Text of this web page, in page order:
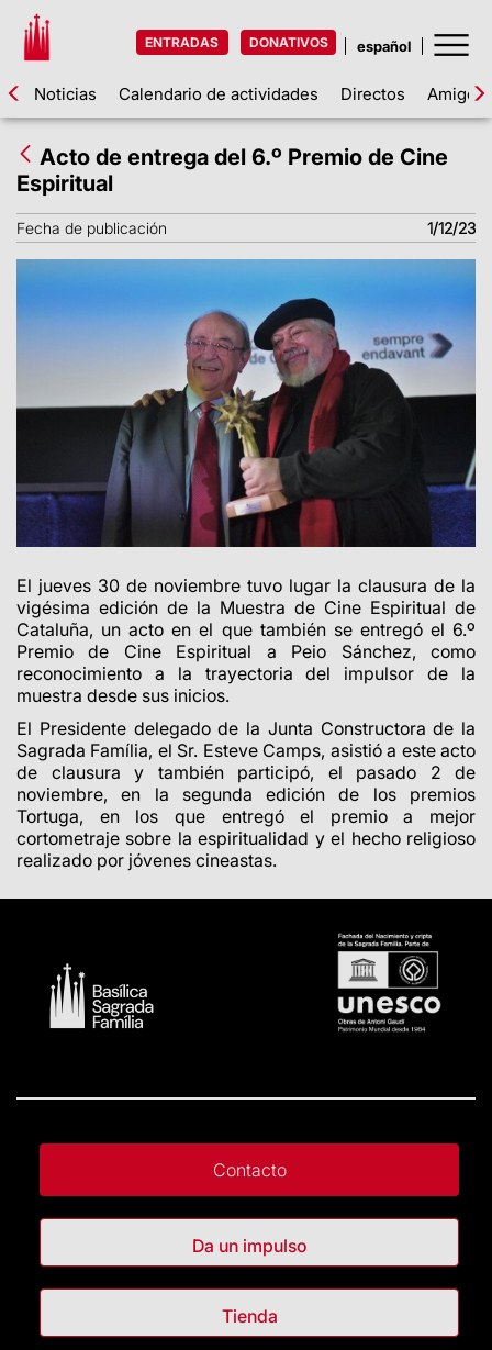
ENTRADAS DONATIVOS
Noticias Calendario de actividades Directos Amigos
Acto de entrega del 6.º Premio de Cine
Espiritual
Fecha de publicación 1/12/23
El jueves 30 de noviembre tuvo lugar la clausura de la
vigésima edición de la Muestra de Cine Espiritual de
Cataluña, un acto en el que también se entregó el 6.º
Premio de Cine Espiritual a Peio Sánchez, como
reconocimiento a la trayectoria del impulsor de la
muestra desde sus inicios.
El Presidente delegado de la Junta Constructora de la
Sagrada Família, el Sr. Esteve Camps, asistió a este acto
de clausura y también participó, el pasado 2 de
noviembre, en la segunda edición de los premios
Tortuga, en los que entregó el premio a mejor
cortometraje sobre la espiritualidad y el hecho religioso
realizado por jóvenes cineastas.
Contacto
Da un impulso
Tienda